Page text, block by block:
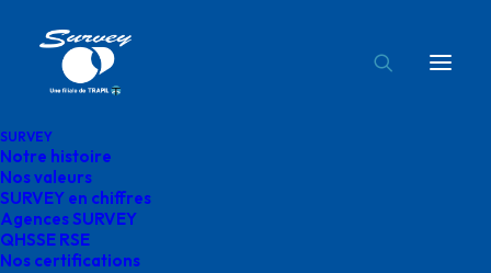
SURVEY
Notre histoire
Nos valeurs
SURVEY en chiffres
Agences SURVEY
QHSSE RSE
Nos certifications
Accueil